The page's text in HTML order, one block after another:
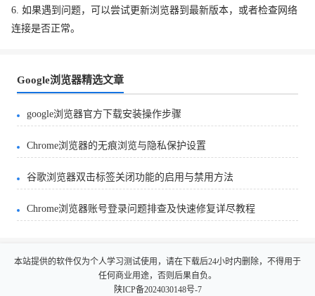
6. 如果遇到问题，可以尝试更新浏览器到最新版本，或者检查网络
连接是否正常。
Google浏览器精选文章
google浏览器官方下载安装操作步骤
Chrome浏览器的无痕浏览与隐私保护设置
谷歌浏览器双击标签关闭功能的启用与禁用方法
Chrome浏览器账号登录问题排查及快速修复详尽教程
本站提供的软件仅为个人学习测试使用，请在下载后24小时内删除，不得用于
任何商业用途，否则后果自负。
陕ICP备2024030148号-7